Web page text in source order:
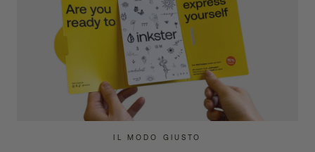
IL MODO GIUSTO